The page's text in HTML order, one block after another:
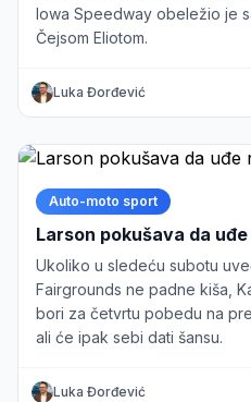
Iowa Speedway obeležio je
Čejsom Eliotom.
Luka Đorđević
Auto-moto sport
Larson pokušava da
Ukoliko u sledeću subotu
Fairgrounds ne padne kiša,
bori za četvrtu pobedu na
ali će ipak sebi dati šansu.
Luka Đorđević